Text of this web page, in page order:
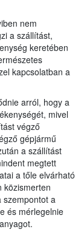
nem
a szállítást,
keretében
kapcsolatban a
arról, hogy a
mivel
végző
gépjármű
a szállítást
megtett
a tőle elvárható
közismerten
szempontot a
és mérlegelnie